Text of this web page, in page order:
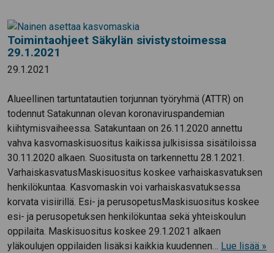
Toimintaohjeet Säkylän sivistystoimessa
29.1.2021
29.1.2021
Alueellinen tartuntatautien torjunnan työryhmä (ATTR) on
todennut Satakunnan olevan koronaviruspandemian
kiihtymisvaiheessa. Satakuntaan on 26.11.2020 annettu
vahva kasvomaskisuositus kaikissa julkisissa sisätiloissa
30.11.2020 alkaen. Suositusta on tarkennettu 28.1.2021.
VarhaiskasvatusMaskisuositus koskee varhaiskasvatuksen
henkilökuntaa. Kasvomaskin voi varhaiskasvatuksessa
korvata visiirillä. Esi- ja perusopetusMaskisuositus koskee
esi- ja perusopetuksen henkilökuntaa sekä yhteiskoulun
oppilaita. Maskisuositus koskee 29.1.2021 alkaen
yläkoulujen oppilaiden lisäksi kaikkia kuudennen… Lue lisää »